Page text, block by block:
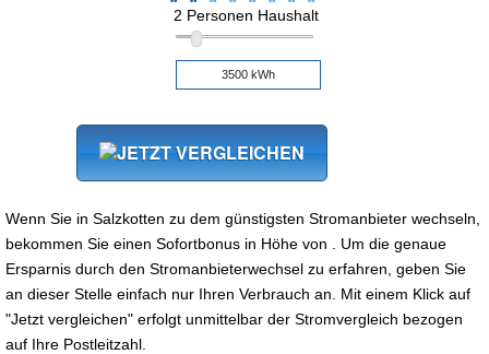
2 Personen Haushalt
Wenn Sie in Salzkotten zu dem günstigsten Stromanbieter wechseln,
bekommen Sie einen Sofortbonus in Höhe von . Um die genaue
Ersparnis durch den Stromanbieterwechsel zu erfahren, geben Sie
an dieser Stelle einfach nur Ihren Verbrauch an. Mit einem Klick auf
"Jetzt vergleichen" erfolgt unmittelbar der Stromvergleich bezogen
auf Ihre Postleitzahl.